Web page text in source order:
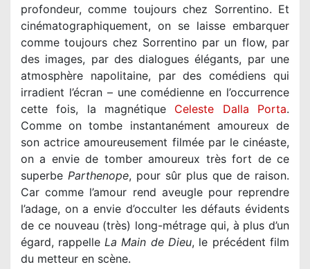
profondeur, comme toujours chez Sorrentino. Et
cinématographiquement, on se laisse embarquer
comme toujours chez Sorrentino par un flow, par
des images, par des dialogues élégants, par une
atmosphère napolitaine, par des comédiens qui
irradient l’écran – une comédienne en l’occurrence
cette fois, la magnétique Celeste Dalla Porta.
Comme on tombe instantanément amoureux de
son actrice amoureusement filmée par le cinéaste,
on a envie de tomber amoureux très fort de ce
superbe Parthenope, pour sûr plus que de raison.
Car comme l’amour rend aveugle pour reprendre
l’adage, on a envie d’occulter les défauts évidents
de ce nouveau (très) long-métrage qui, à plus d’un
égard, rappelle La Main de Dieu, le précédent film
du metteur en scène.